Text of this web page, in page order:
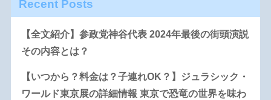
Recent Posts
【全文紹介】参政党神谷代表 2024年最後の街頭演説
その内容とは？
【いつから？料金は？子連れOK？】ジュラシック・
ワールド東京展の詳細情報 東京で恐竜の世界を味わ